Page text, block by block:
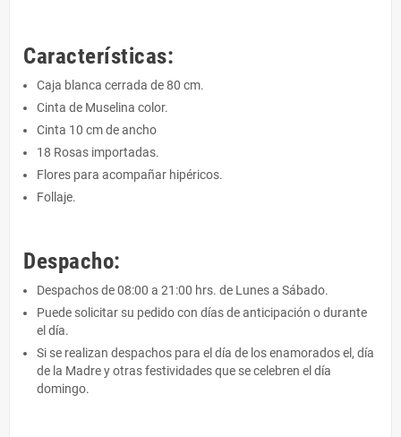
Características:
Caja blanca cerrada de 80 cm.
Cinta de Muselina color.
Cinta 10 cm de ancho
18 Rosas importadas.
Flores para acompañar hipéricos.
Follaje.
Despacho:
Despachos de 08:00 a 21:00 hrs. de Lunes a Sábado.
Puede solicitar su pedido con días de anticipación o durante
el día.
Si se realizan despachos para el día de los enamorados el, día
de la Madre y otras festividades que se celebren el día
domingo.